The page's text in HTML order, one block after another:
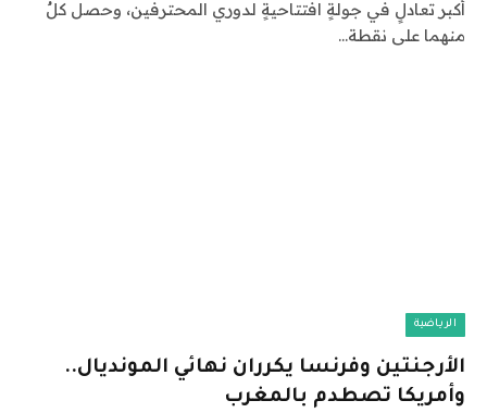
أكبر تعادلٍ في جولةٍ افتتاحيةٍ لدوري المحترفين، وحصل كلٌ
منهما على نقطة…
الرياضية
الأرجنتين وفرنسا يكرران نهائي المونديال..
وأمريكا تصطدم بالمغرب